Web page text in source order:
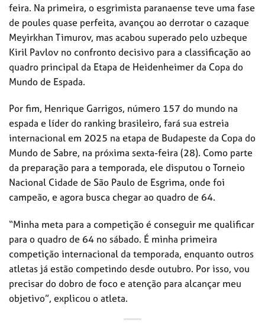
feira. Na primeira, o esgrimista paranaense teve uma fase
de poules quase perfeita, avançou ao derrotar o cazaque
Meyirkhan Timurov, mas acabou superado pelo uzbeque
Kiril Pavlov no confronto decisivo para a classificação ao
quadro principal da Etapa de Heidenheimer da Copa do
Mundo de Espada.
Por fim, Henrique Garrigos, número 157 do mundo na
espada e líder do ranking brasileiro, fará sua estreia
internacional em 2025 na etapa de Budapeste da Copa do
Mundo de Sabre, na próxima sexta-feira (28). Como parte
da preparação para a temporada, ele disputou o Torneio
Nacional Cidade de São Paulo de Esgrima, onde foi
campeão, e agora busca chegar ao quadro de 64.
“Minha meta para a competição é conseguir me qualificar
para o quadro de 64 no sábado. É minha primeira
competição internacional da temporada, enquanto outros
atletas já estão competindo desde outubro. Por isso, vou
precisar do dobro de foco e atenção para alcançar meu
objetivo”, explicou o atleta.